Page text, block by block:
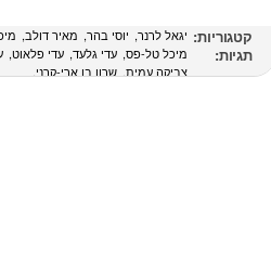
קטגוריות: יגאל לרנר יוסי בהר מאיר דולב
מיכל טל-פס עדי גלעד עדי פלאוט
צביקה עמית שרון בן ארי-קרני
תגיות: